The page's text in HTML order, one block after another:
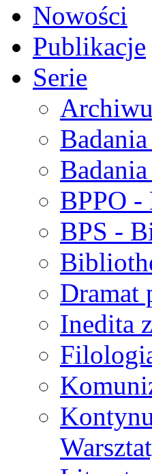
Nowości
Publikacje
Serie
BPPO -
BPS -
Dramat
Inedita